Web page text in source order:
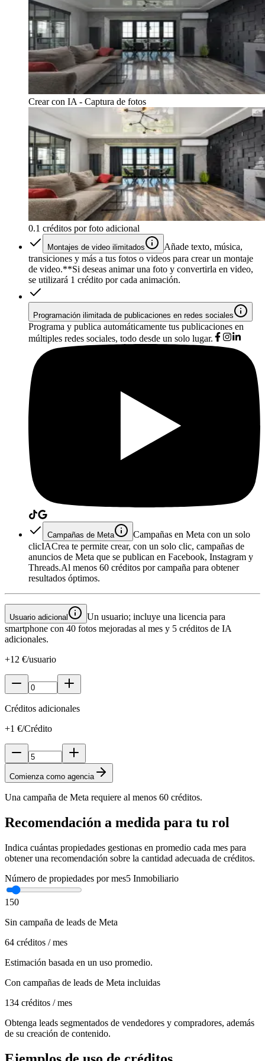
Crear con IA - Captura de fotos
0.1 créditos por foto adicional
Montajes de video ilimitados
Añade texto, música,
transiciones y más a tus fotos o videos para crear un montaje
de video.**Si deseas animar una foto y convertirla en video,
se utilizará 1 crédito por cada animación.
Programación ilimitada de publicaciones en redes sociales
Programa y publica automáticamente tus publicaciones en
múltiples redes sociales, todo desde un solo lugar.
Campañas de Meta
Campañas en Meta con un solo
clicIACrea te permite crear, con un solo clic, campañas de
anuncios de Meta que se publican en Facebook, Instagram y
Threads.Al menos 60 créditos por campaña para obtener
resultados óptimos.
Usuario adicional
Un usuario; incluye una licencia para
smartphone con 40 fotos mejoradas al mes y 5 créditos de IA
adicionales.
+12 €/usuario
Créditos adicionales
+1 €/Crédito
Comienza como agencia
Una campaña de Meta requiere al menos 60 créditos.
Recomendación a medida para tu rol
Indica cuántas propiedades gestionas en promedio cada mes para
obtener una recomendación sobre la cantidad adecuada de créditos.
Número de propiedades por mes5 Inmobiliario
1 50
Sin campaña de leads de Meta
64 créditos / mes
Estimación basada en un uso promedio.
Con campañas de leads de Meta incluidas
134 créditos / mes
Obtenga leads segmentados de vendedores y compradores, además
de su creación de contenido.